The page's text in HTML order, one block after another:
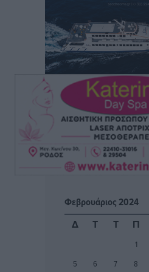
-3.928- πακέτα χωρίς ειδική
Τοπικές Ειδήσεις πριν 1 ώρα
Γ. Χατζημάρκος: 3,58 εκατ.
του παραλιακού μετώπου
Τοπικές Ειδήσεις• πριν 2 ώρες
Χωρίς τις αισθήσεις του
στη Ψαροπούλα 72χρονος
Τοπικές Ειδήσεις πριν 2 ώρες
Τοπικές Ειδήσεις• πριν 2 ώρες
Σωματείο Συνταξιούχων ΙΚΑ
Φεβρουάριος 2024
Δ
Τ Τ Π
1
5
6 7 8